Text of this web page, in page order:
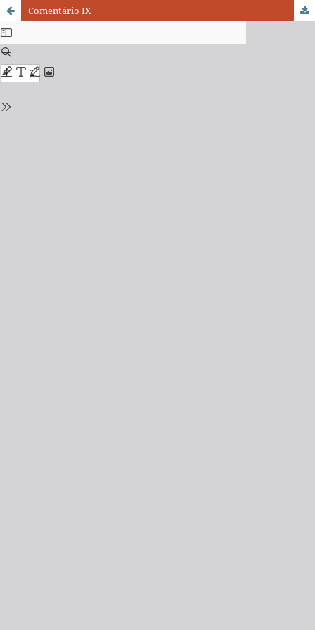
Comentário IX